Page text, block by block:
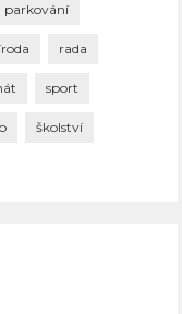
parkování
rada
sport
školství